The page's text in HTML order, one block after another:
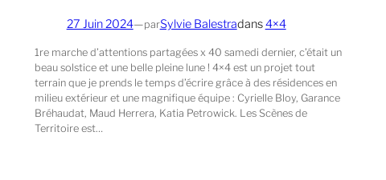
27 Juin 2024—parSylvie Balestradans4×4
1re marche d’attentions partagées x 40 samedi dernier, c’était un
beau solstice et une belle pleine lune ! 4×4 est un projet tout
terrain que je prends le temps d’écrire grâce à des résidences en
milieu extérieur et une magnifique équipe : Cyrielle Bloy, Garance
Bréhaudat, Maud Herrera, Katia Petrowick. Les Scènes de
Territoire est…